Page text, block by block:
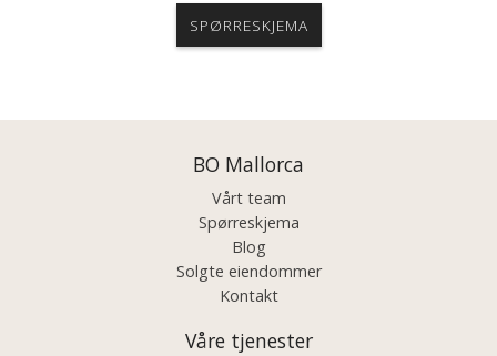
SPØRRESKJEMA
BO Mallorca
Vårt team
Spørreskjema
Blog
Solgte eiendommer
Kontakt
Våre tjenester